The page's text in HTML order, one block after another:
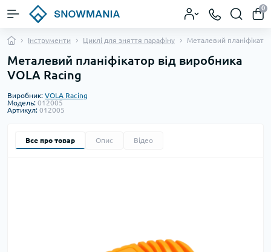
0
Інструменти Циклі для зняття парафіну Металевий
Металевий планіфікатор від виробника
VOLA Racing
Виробник: VOLA Racing
Модель: 012005
Артикул: 012005
Все про товар Опис Відео